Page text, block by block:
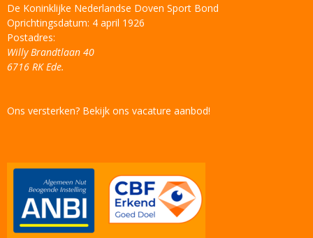
De Koninklijke Nederlandse Doven Sport Bond
Oprichtingsdatum: 4 april 1926
Postadres:
Willy Brandtlaan 40
6716 RK Ede.
Ons versterken? Bekijk ons vacature aanbod!